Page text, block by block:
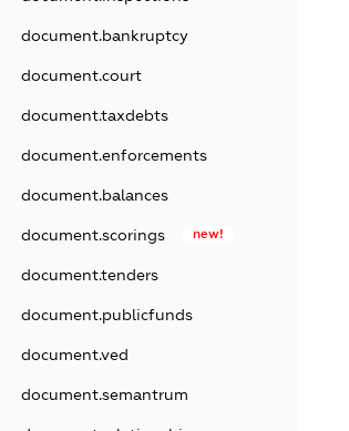
document.bankruptcy
document.court
document.taxdebts
document.enforcements
document.balances
document.scorings new!
document.tenders
document.publicfunds
document.ved
document.semantrum